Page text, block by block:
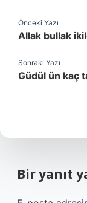
Önceki Yazı
Allak bullak
Sonraki Yazı
Güdül ün kaç
Bir yanıt